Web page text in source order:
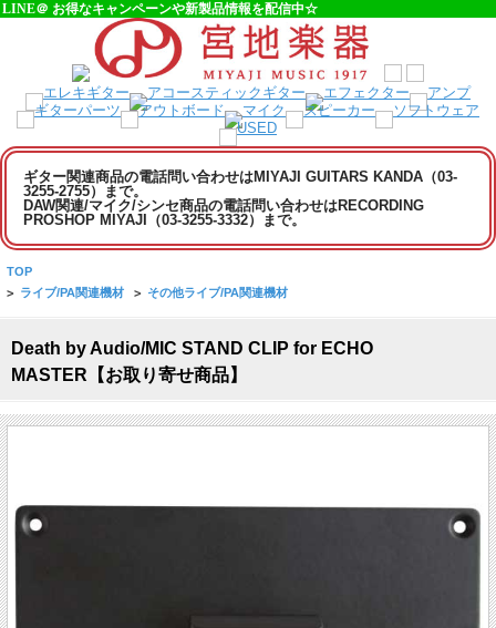
LINE＠ お得なキャンペーンや新製品情報を配信中☆
ギター関連商品の電話問い合わせはMIYAJI GUITARS KANDA（03-
3255-2755）まで。
DAW関連/マイク/シンセ商品の電話問い合わせはRECORDING
PROSHOP MIYAJI（03-3255-3332）まで。
TOP
> ライブ/PA関連機材 > その他ライブ/PA関連機材
Death by Audio/MIC STAND CLIP for ECHO
MASTER【お取り寄せ商品】